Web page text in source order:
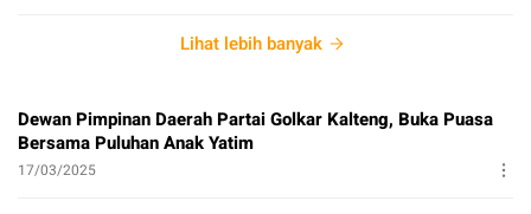
Lihat lebih banyak
Dewan Pimpinan Daerah Partai Golkar Kalteng, Buka Puasa
Bersama Puluhan Anak Yatim
17/03/2025